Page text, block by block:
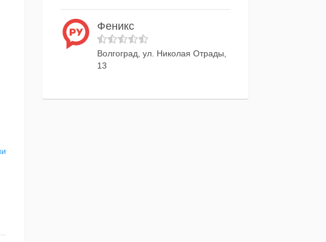
Феникс
Волгоград, ул. Николая Отрады,
13